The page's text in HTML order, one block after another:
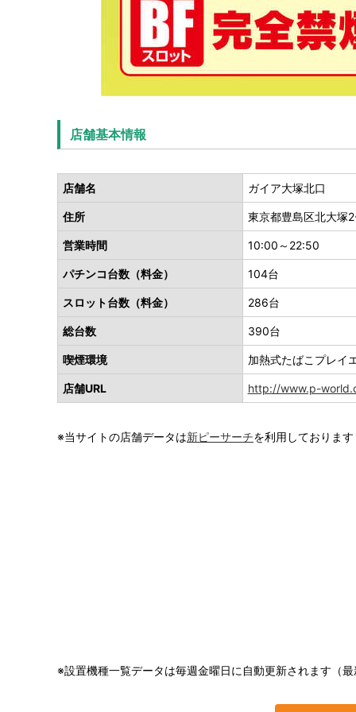
店舗基本情報
店舗名 ガイア大塚北口
住所 東京都豊島区北大塚
営業時間 10:00～22:50
パチンコ台数（料金） 104台
スロット台数（料金） 286台
総台数 390台
喫煙環境 加熱式たばこプレ
店舗URL http://www.p-
※当サイトの店舗データは新ピーサーチを利用しております
※設置機種一覧データは毎週金曜日に自動更新されます（